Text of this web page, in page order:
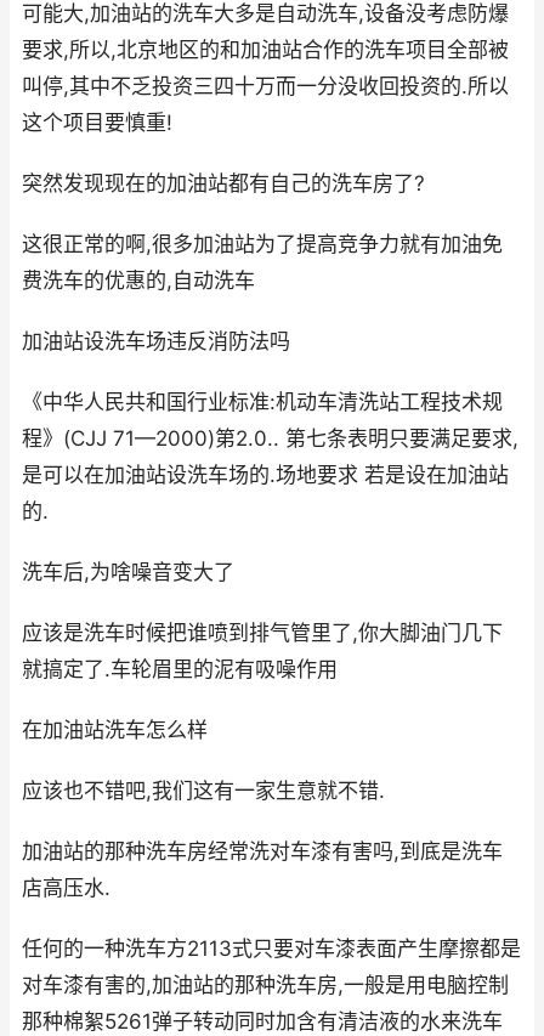
可能大,加油站的洗车大多是自动洗车,设备没考虑防爆
要求,所以,北京地区的和加油站合作的洗车项目全部被
叫停,其中不乏投资三四十万而一分没收回投资的.所以
这个项目要慎重!
突然发现现在的加油站都有自己的洗车房了?
这很正常的啊,很多加油站为了提高竞争力就有加油免
费洗车的优惠的,自动洗车
加油站设洗车场违反消防法吗
《中华人民共和国行业标准:机动车清洗站工程技术规
程》(CJJ 71—2000)第2.0.. 第七条表明只要满足要求,
是可以在加油站设洗车场的.场地要求 若是设在加油站
的.
洗车后,为啥噪音变大了
应该是洗车时候把谁喷到排气管里了,你大脚油门几下
就搞定了.车轮眉里的泥有吸噪作用
在加油站洗车怎么样
应该也不错吧,我们这有一家生意就不错.
加油站的那种洗车房经常洗对车漆有害吗,到底是洗车
店高压水.
任何的一种洗车方2113式只要对车漆表面产生摩擦都是
对车漆有害的,加油站的那种洗车房,一般是用电脑控制
那种棉絮5261弹子转动同时加含有清洁液的水来洗车